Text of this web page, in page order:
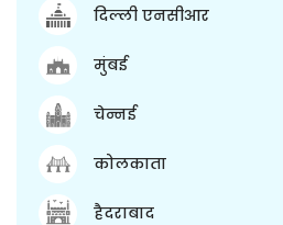
दिल्ली एनसीआर
मुंबई
चेन्नई
कोलकाता
हैदराबाद